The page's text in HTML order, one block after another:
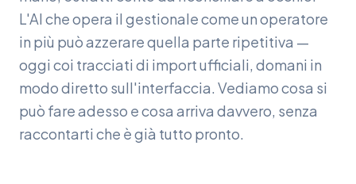
L'AI che opera il gestionale come un operatore
in più può azzerare quella parte ripetitiva —
oggi coi tracciati di import ufficiali, domani in
modo diretto sull'interfaccia. Vediamo cosa si
può fare adesso e cosa arriva davvero, senza
raccontarti che è già tutto pronto.